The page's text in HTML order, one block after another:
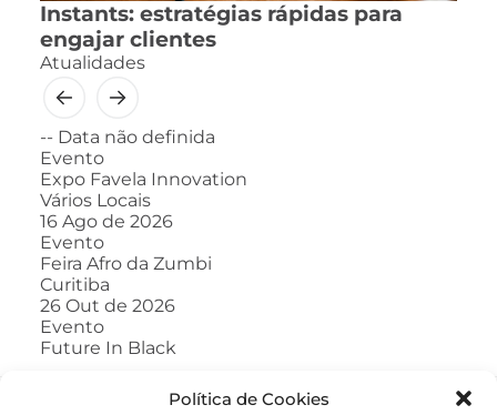
Política de Cookies
Instants: estratégias rápidas para
engajar clientes
Atualidades
-- Data não definida
Evento
Expo Favela Innovation
Vários Locais
16 Ago de 2026
Evento
Feira Afro da Zumbi
Curitiba
26 Out de 2026
Evento
Future In Black